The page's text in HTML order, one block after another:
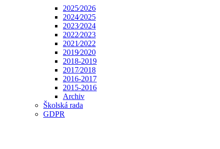
2025⁄2026
2024⁄2025
2023⁄2024
2022⁄2023
2021⁄2022
2019⁄2020
2018-2019
2017⁄2018
2016-2017
2015-2016
Archiv
Školská rada
GDPR